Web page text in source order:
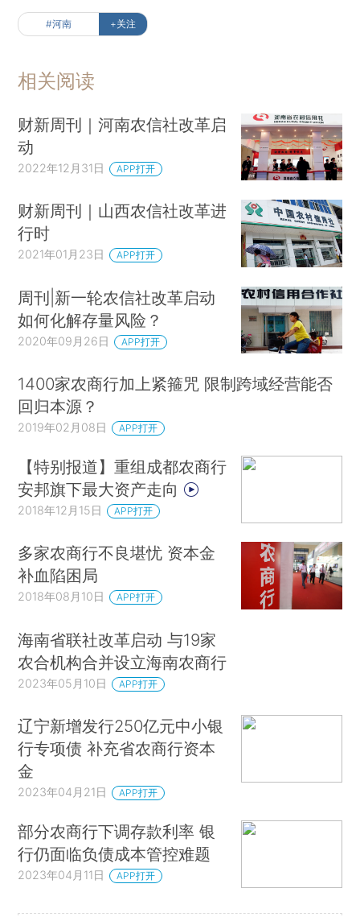
#河南 +关注
相关阅读
财新周刊｜河南农信社改革启
动
2022年12月31日 APP打开
财新周刊｜山西农信社改革进
行时
2021年01月23日 APP打开
周刊|新一轮农信社改革启动
如何化解存量风险？
2020年09月26日 APP打开
1400家农商行加上紧箍咒 限制跨域经营能否
回归本源？
2019年02月08日 APP打开
【特别报道】重组成都农商行
安邦旗下最大资产走向
2018年12月15日 APP打开
多家农商行不良堪忧 资本金
补血陷困局
2018年08月10日 APP打开
海南省联社改革启动 与19家
农合机构合并设立海南农商行
2023年05月10日 APP打开
辽宁新增发行250亿元中小银
行专项债 补充省农商行资本
金
2023年04月21日 APP打开
部分农商行下调存款利率 银
行仍面临负债成本管控难题
2023年04月11日 APP打开